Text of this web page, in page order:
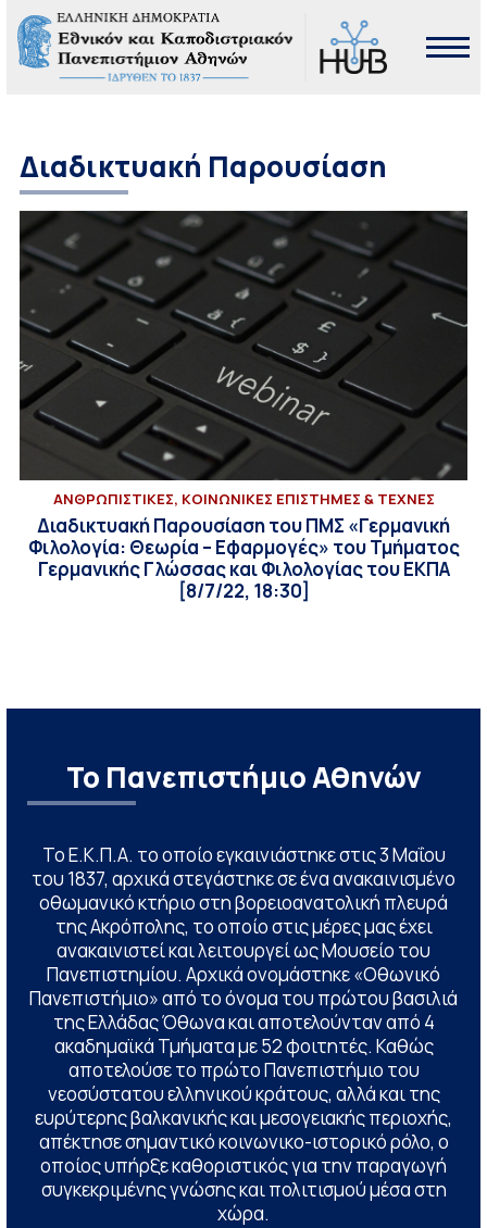
Διαδικτυακή Παρουσίαση
ΑΝΘΡΩΠΙΣΤΙΚΕΣ, ΚΟΙΝΩΝΙΚΕΣ ΕΠΙΣΤΗΜΕΣ & ΤΕΧΝΕΣ
Διαδικτυακή Παρουσίαση του ΠΜΣ «Γερμανική
Φιλολογία: Θεωρία – Εφαρμογές» του Τμήματος
Γερμανικής Γλώσσας και Φιλολογίας του ΕΚΠΑ
[8/7/22, 18:30]
Το Πανεπιστήμιο Αθηνών
Το Ε.Κ.Π.Α. το οποίο εγκαινιάστηκε στις 3 Μαΐου
του 1837, αρχικά στεγάστηκε σε ένα ανακαινισμένο
οθωμανικό κτήριο στη βορειοανατολική πλευρά
της Ακρόπολης, το οποίο στις μέρες μας έχει
ανακαινιστεί και λειτουργεί ως Μουσείο του
Πανεπιστημίου. Αρχικά ονομάστηκε «Οθωνικό
Πανεπιστήμιο» από το όνομα του πρώτου βασιλιά
της Ελλάδας Όθωνα και αποτελούνταν από 4
ακαδημαϊκά Τμήματα με 52 φοιτητές. Καθώς
αποτελούσε το πρώτο Πανεπιστήμιο του
νεοσύστατου ελληνικού κράτους, αλλά και της
ευρύτερης βαλκανικής και μεσογειακής περιοχής,
απέκτησε σημαντικό κοινωνικο-ιστορικό ρόλο, ο
οποίος υπήρξε καθοριστικός για την παραγωγή
συγκεκριμένης γνώσης και πολιτισμού μέσα στη
χώρα.